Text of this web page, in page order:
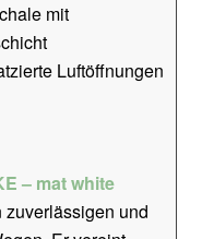
mit
Luftöffnungen
– mat white
und